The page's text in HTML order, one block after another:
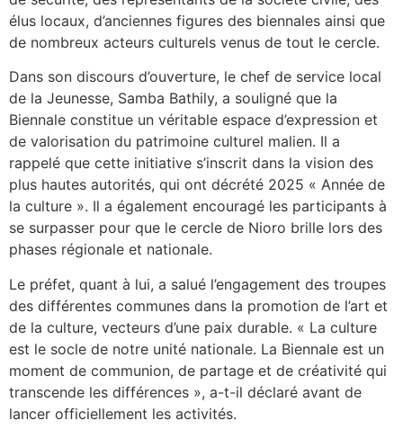
élus locaux, d’anciennes figures des biennales ainsi que
de nombreux acteurs culturels venus de tout le cercle.
Dans son discours d’ouverture, le chef de service local
de la Jeunesse, Samba Bathily, a souligné que la
Biennale constitue un véritable espace d’expression et
de valorisation du patrimoine culturel malien. Il a
rappelé que cette initiative s’inscrit dans la vision des
plus hautes autorités, qui ont décrété 2025 « Année de
la culture ». Il a également encouragé les participants à
se surpasser pour que le cercle de Nioro brille lors des
phases régionale et nationale.
Le préfet, quant à lui, a salué l’engagement des troupes
des différentes communes dans la promotion de l’art et
de la culture, vecteurs d’une paix durable. « La culture
est le socle de notre unité nationale. La Biennale est un
moment de communion, de partage et de créativité qui
transcende les différences », a-t-il déclaré avant de
lancer officiellement les activités.